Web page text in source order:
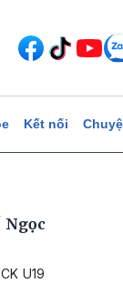
Kết nối
U19